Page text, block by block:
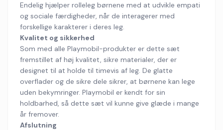
Endelig hjælper rolleleg børnene med at udvikle empati
og sociale færdigheder, når de interagerer med
forskellige karakterer i deres leg.
Kvalitet og sikkerhed
Som med alle Playmobil-produkter er dette sæt
fremstillet af høj kvalitet, sikre materialer, der er
designet til at holde til timevis af leg. De glatte
overflader og de sikre dele sikrer, at børnene kan lege
uden bekymringer. Playmobil er kendt for sin
holdbarhed, så dette sæt vil kunne give glæde i mange
år fremover.
Afslutning